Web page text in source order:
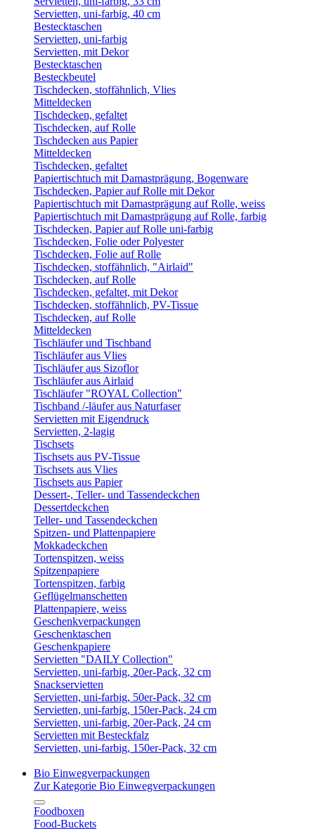
Servietten, uni-farbig, 40 cm
Bestecktaschen
Servietten, uni-farbig
Servietten, mit Dekor
Bestecktaschen
Besteckbeutel
Tischdecken, stoffähnlich, Vlies
Mitteldecken
Tischdecken, gefaltet
Tischdecken, auf Rolle
Tischdecken aus Papier
Mitteldecken
Tischdecken, gefaltet
Papiertischtuch mit Damastprägung, Bogenware
Tischdecken, Papier auf Rolle mit Dekor
Papiertischtuch mit Damastprägung auf Rolle, weiss
Papiertischtuch mit Damastprägung auf Rolle, farbig
Tischdecken, Papier auf Rolle uni-farbig
Tischdecken, Folie oder Polyester
Tischdecken, Folie auf Rolle
Tischdecken, stoffähnlich, "Airlaid"
Tischdecken, auf Rolle
Tischdecken, gefaltet, mit Dekor
Tischdecken, stoffähnlich, PV-Tissue
Tischdecken, auf Rolle
Mitteldecken
Tischläufer und Tischband
Tischläufer aus Vlies
Tischläufer aus Sizoflor
Tischläufer aus Airlaid
Tischläufer "ROYAL Collection"
Tischband /-läufer aus Naturfaser
Servietten mit Eigendruck
Servietten, 2-lagig
Tischsets
Tischsets aus PV-Tissue
Tischsets aus Vlies
Tischsets aus Papier
Dessert-, Teller- und Tassendeckchen
Dessertdeckchen
Teller- und Tassendeckchen
Spitzen- und Plattenpapiere
Mokkadeckchen
Tortenspitzen, weiss
Spitzenpapiere
Tortenspitzen, farbig
Geflügelmanschetten
Plattenpapiere, weiss
Geschenkverpackungen
Geschenktaschen
Geschenkpapiere
Servietten "DAILY Collection"
Servietten, uni-farbig, 20er-Pack, 32 cm
Snackservietten
Servietten, uni-farbig, 50er-Pack, 32 cm
Servietten, uni-farbig, 150er-Pack, 24 cm
Servietten, uni-farbig, 20er-Pack, 24 cm
Servietten mit Besteckfalz
Servietten, uni-farbig, 150er-Pack, 32 cm
Bio Einwegverpackungen
Zur Kategorie Bio Einwegverpackungen
Foodboxen
Food-Buckets